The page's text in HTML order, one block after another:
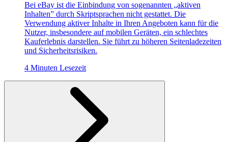
Bei eBay ist die Einbindung von sogenannten „aktiven
Inhalten” durch Skriptsprachen nicht gestattet. Die
Verwendung aktiver Inhalte in Ihren Angeboten kann für die
Nutzer, insbesondere auf mobilen Geräten, ein schlechtes
Kauferlebnis darstellen. Sie führt zu höheren Seitenladezeiten
und Sicherheitsrisiken.
4 Minuten Lesezeit